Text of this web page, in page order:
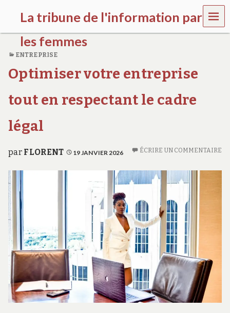
La tribune de l'information par
les femmes
a
t
i
u
n
w
m
e
n
a
w
d
s
f
r
MEN
U
ENTREPRISE
Optimiser votre entreprise
tout en respectant le cadre
légal
par FLORENT 19 JANVIER 2026 ÉCRIRE UN COMMENTAIRE